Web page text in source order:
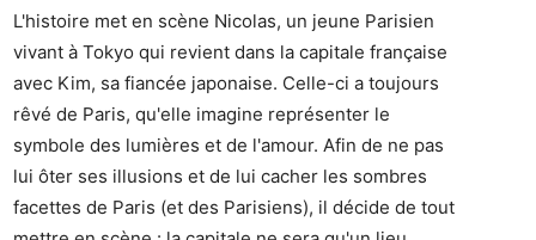
L'histoire met en scène Nicolas, un jeune Parisien
vivant à Tokyo qui revient dans la capitale française
avec Kim, sa fiancée japonaise. Celle-ci a toujours
rêvé de Paris, qu'elle imagine représenter le
symbole des lumières et de l'amour. Afin de ne pas
lui ôter ses illusions et de lui cacher les sombres
facettes de Paris (et des Parisiens), il décide de tout